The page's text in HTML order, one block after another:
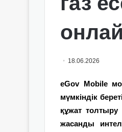
18.06.2026
eGov Mobile
мүмкіндік
құжат толтыру
жасанды